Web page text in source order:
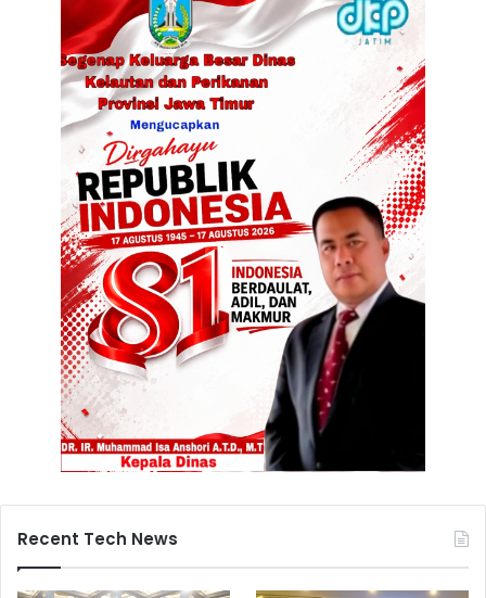
Recent Tech News